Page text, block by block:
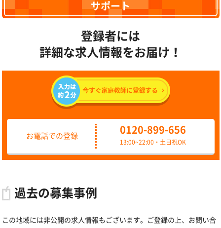
サポート
登録者には
詳細な求人情報をお届け！
お電話での登録
0120-899-656
13:00~22:00・土日祝OK
過去の募集事例
この地域には非公開の求人情報もございます。ご登録の上、お問い合